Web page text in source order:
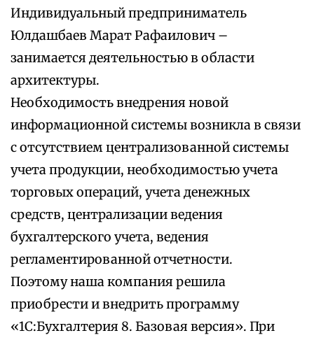
Индивидуальный предприниматель
Юлдашбаев Марат Рафаилович –
занимается деятельностью в области
архитектуры.
Необходимость внедрения новой
информационной системы возникла в связи
с отсутствием централизованной системы
учета продукции, необходимостью учета
торговых операций, учета денежных
средств, централизации ведения
бухгалтерского учета, ведения
регламентированной отчетности.
Поэтому наша компания решила
приобрести и внедрить программу
«1С:Бухгалтерия 8. Базовая версия». При